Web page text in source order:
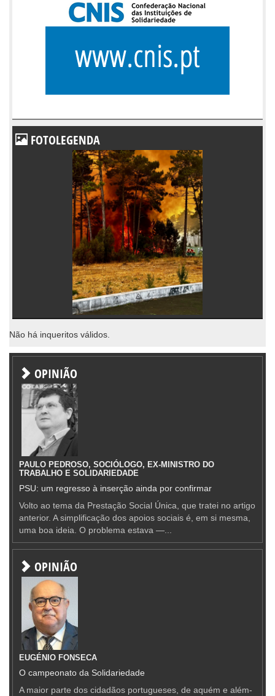
FOTOLEGENDA
Não há inqueritos válidos.
OPINIÃO
PAULO PEDROSO, SOCIÓLOGO, EX-MINISTRO DO
TRABALHO E SOLIDARIEDADE
PSU: um regresso à inserção ainda por confirmar
Volto ao tema da Prestação Social Única, que tratei no artigo
anterior. A simplificação dos apoios sociais é, em si mesma,
uma boa ideia. O problema estava —...
OPINIÃO
EUGÉNIO FONSECA
O campeonato da Solidariedade
A maior parte dos cidadãos portugueses, de aquém e além-